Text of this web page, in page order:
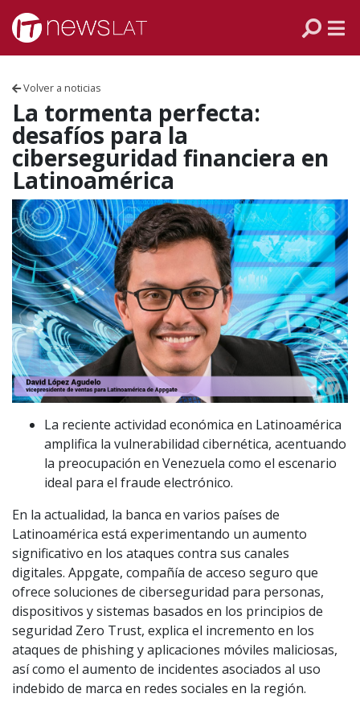
Skip to content
Volver a noticias
La tormenta perfecta:
desafíos para la
ciberseguridad financiera en
Latinoamérica
La reciente actividad económica en Latinoamérica
amplifica la vulnerabilidad cibernética, acentuando
la preocupación en Venezuela como el escenario
ideal para el fraude electrónico.
En la actualidad, la banca en varios países de
Latinoamérica está experimentando un aumento
significativo en los ataques contra sus canales
digitales. Appgate, compañía de acceso seguro que
ofrece soluciones de ciberseguridad para personas,
dispositivos y sistemas basados en los principios de
seguridad Zero Trust, explica el incremento en los
ataques de phishing y aplicaciones móviles maliciosas,
así como el aumento de incidentes asociados al uso
indebido de marca en redes sociales en la región.
VENEZUELA
ECUADOR
PERÚ
CHILE
ARGENTINA
MÉXICO